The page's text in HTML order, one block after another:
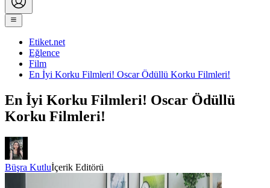
Etiket.net
Eğlence
Film
En İyi Korku Filmleri! Oscar Ödüllü Korku Filmleri!
En İyi Korku Filmleri! Oscar Ödüllü
Korku Filmleri!
Büşra Kutluİçerik Editörü